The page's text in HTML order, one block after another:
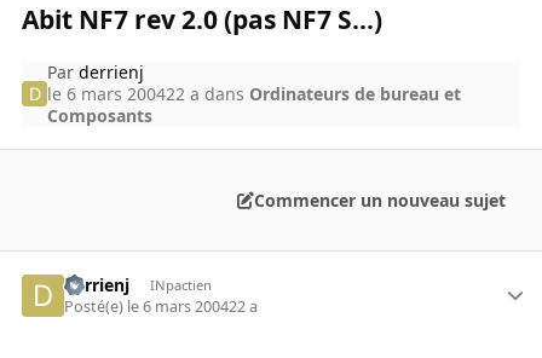
Abit NF7 rev 2.0 (pas NF7 S...)
Parderrienj
le 6 mars 200422 a dans Ordinateurs de bureau et
Composants
Commencer un nouveau sujet
derrienj INpactien
Posté(e) le 6 mars 200422 a